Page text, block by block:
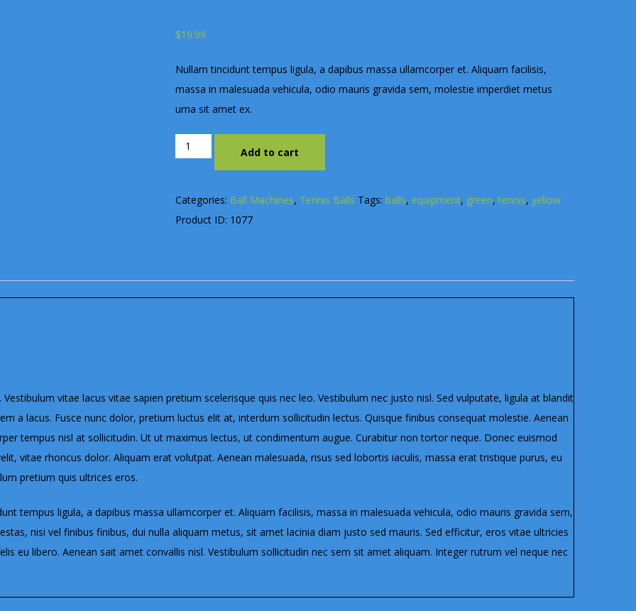
$19.99
Nullam tincidunt tempus ligula, a dapibus massa ullamcorper et. Aliquam facilisis,
massa in malesuada vehicula, odio mauris gravida sem, molestie imperdiet metus
urna sit amet ex.
Tourna
Mesh
of
12
quantity
Add to cart
Categories: Ball Machines, Tennis Balls Tags:balls, equipment, green,tennis,yellow
Product ID: 1077
vitae lacus vitae sapien pretium scelerisque quis nec leo. Vestibulum nec justo nisl. Sed vulputate, ligula at blandit
a lacus. Fusce nunc dolor, pretium luctus elit at, interdum sollicitudin lectus. Quisque finibus consequat molestie. Aenean
tempus nisl at sollicitudin. Ut ut maximus lectus, ut condimentum augue. Curabitur non tortor neque. Donec euismod
vitae rhoncus dolor. Aliquam erat volutpat. Aenean malesuada, risus sed lobortis iaculis, massa erat tristique purus, eu
pretium quis ultrices eros.
tempus ligula, a dapibus massa ullamcorper et. Aliquam facilisis, massa in malesuada vehicula, odio mauris gravida sem,
nisi vel finibus finibus, dui nulla aliquam metus, sit amet lacinia diam justo sed mauris. Sed efficitur, eros vitae ultricies
eu libero. Aenean sait amet convallis nisl. Vestibulum sollicitudin nec sem sit amet aliquam. Integer rutrum vel neque nec